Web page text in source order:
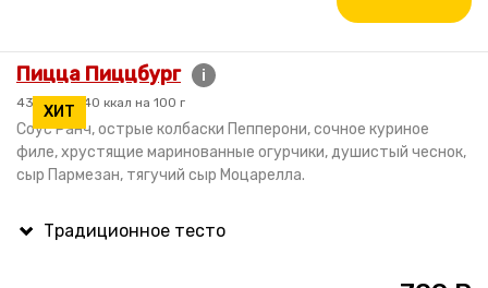
ХИТ
Пицца Пиццбург i
430 гр. / 240 ккал на 100 г
Соус Ранч, острые колбаски Пепперони, сочное куриное
филе, хрустящие маринованные огурчики, душистый чеснок,
сыр Пармезан, тягучий сыр Моцарелла.